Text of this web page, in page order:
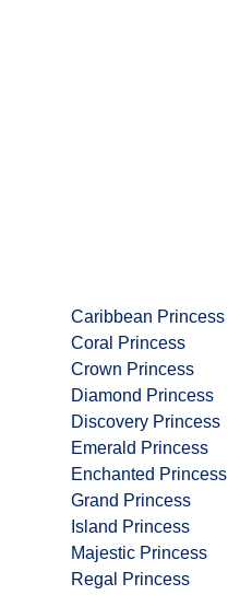
Caribbean Princess
Coral Princess
Crown Princess
Diamond Princess
Discovery Princess
Emerald Princess
Enchanted Princess
Grand Princess
Island Princess
Majestic Princess
Regal Princess